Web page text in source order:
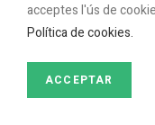
acceptes l'ús de
Política de cookies.
ACCEPTAR